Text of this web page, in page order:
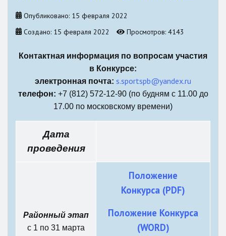
Опубликовано: 15 февраля 2022
Создано: 15 февраля 2022
Просмотров: 4143
Контактная информация по вопросам участия
в Конкурсе:
электронная почта: s.sportspb@yandex.ru
телефон: +7 (812) 572-12-90 (по будням с 11.00 до
17.00 по московскому времени)
Дата
проведения
Районный этап
с 1 по 31 марта
Положение
Конкурса (PDF)
Положение Конкурса
(WORD)